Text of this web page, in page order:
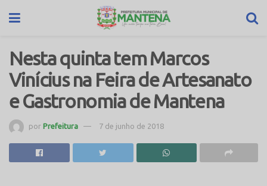
Nesta quinta tem Marcos
Vinícius na Feira de Artesanato
e Gastronomia de Mantena
por Prefeitura 7 de junho de 2018